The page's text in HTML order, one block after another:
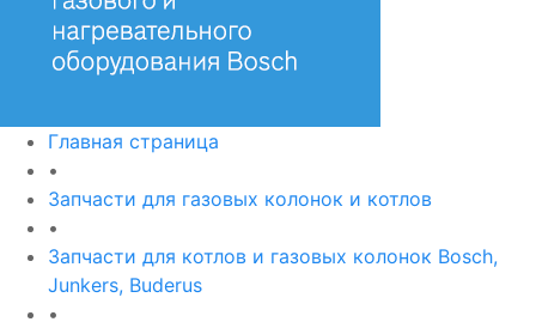
Главная страница
•
Запчасти для газовых колонок и котлов
•
Запчасти для котлов и газовых колонок Bosch,
Junkers, Buderus
•